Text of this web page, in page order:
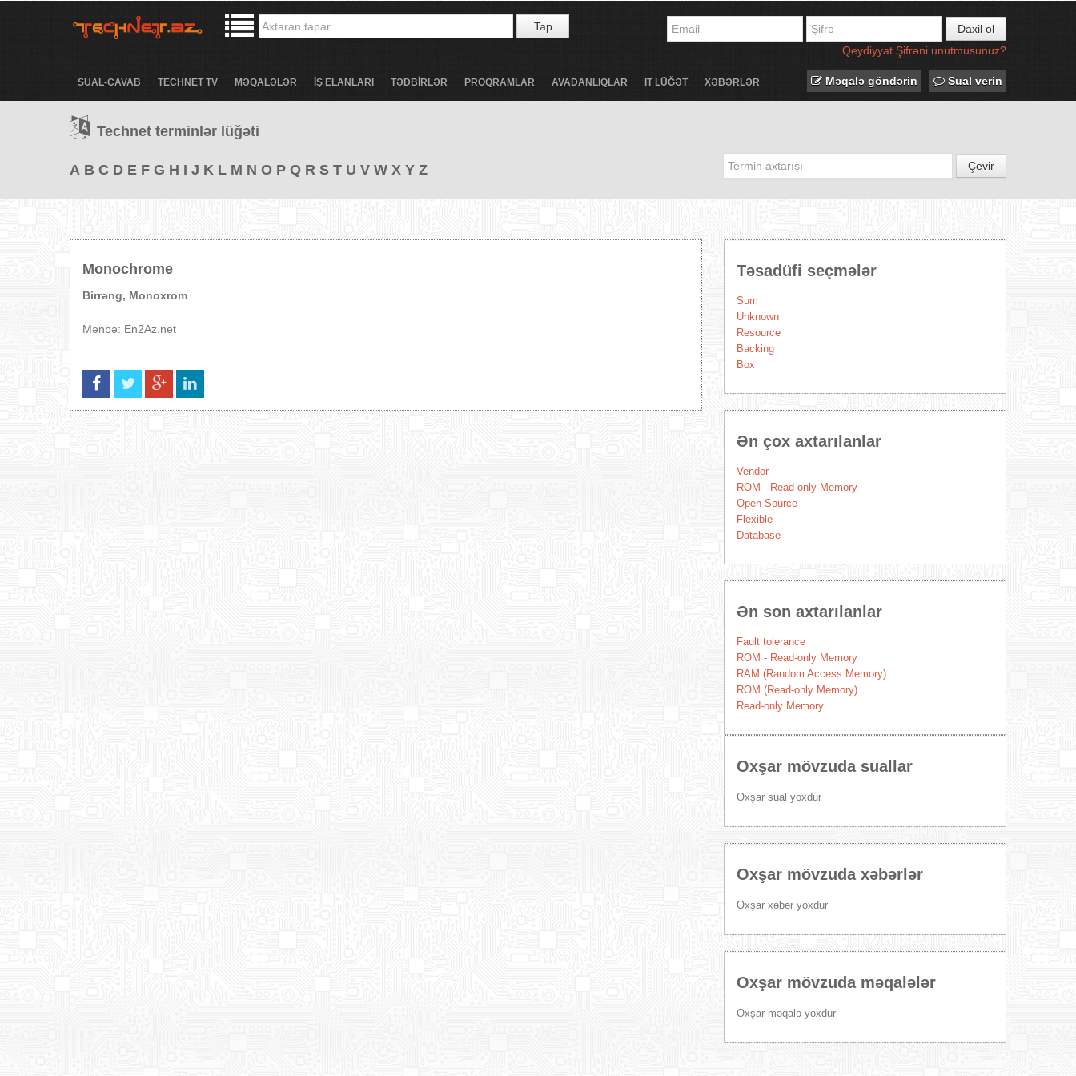
Tap
Daxil ol
Qeydiyyat Şifrəni unutmusunuz?
SUAL-CAVAB TECHNET TV MƏQALƏLƏR İŞ ELANLARI TƏDBİRLƏR PROQRAMLAR AVADANLIQLAR IT LÜĞƏT XƏBƏRLƏR Məqalə göndərin Sual verin
Technet terminlər lüğəti
A B C D E F G H I J K L M N O P Q R S T U V W X Y Z Çevir
Monochrome
Birrəng, Monoxrom
Mənbə: En2Az.net
Təsadüfi seçmələr
Sum
Unknown
Resource
Backing
Box
Ən çox axtarılanlar
Vendor
ROM - Read-only Memory
Open Source
Flexible
Database
Ən son axtarılanlar
Fault tolerance
ROM - Read-only Memory
RAM (Random Access Memory)
ROM (Read-only Memory)
Read-only Memory
Oxşar mövzuda suallar
Oxşar sual yoxdur
Oxşar mövzuda xəbərlər
Oxşar xəbər yoxdur
Oxşar mövzuda məqalələr
Oxşar məqalə yoxdur